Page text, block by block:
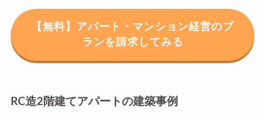
【無料】アパート・マンション経営のプ
ランを請求してみる
RC造2階建てアパートの建築事例